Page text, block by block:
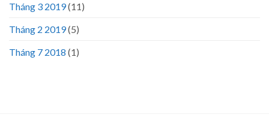
Tháng 3 2019(11)
Tháng 2 2019(5)
Tháng 7 2018 (1)